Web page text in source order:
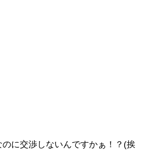
のに交渉しないんですかぁ！？(挨